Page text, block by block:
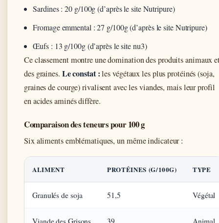
Sardines : 20 g/100g (d’après le site Nutripure)
Fromage emmental : 27 g/100g (d’après le site Nutripure)
Œufs : 13 g/100g (d’après le site nu3)
Ce classement montre une domination des produits animaux
des graines. Le constat :les végétaux les plus protéinés (soja,
graines de courge) rivalisent avec les viandes, mais leur profil
en acides aminés diffère.
Comparaison des teneurs pour 100 g
Six aliments emblématiques, un même indicateur :
ALIMENT PROTÉINES (G/100G) TYPE
Granulés de soja 51,5 Végétal